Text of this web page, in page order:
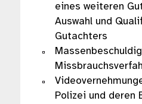
eines weiteren
Auswahl und
Gutachters
Polizei und deren